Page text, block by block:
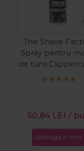
The Shave
Spray pentru
de tuns
5in1 500ml
50,84 LEI /
Adauga in cos